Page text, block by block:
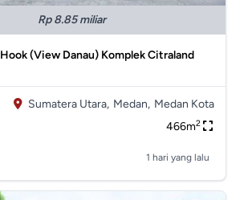
Rp 8.85 miliar
(View Danau) Komplek Citraland
Sumatera Utara, Medan, Medan Kota
466m2
1 hari yang lalu